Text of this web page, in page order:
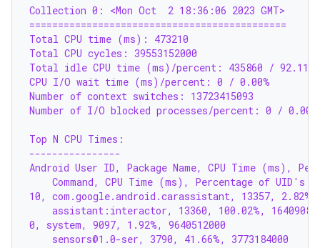
Collection 0: <Mon Oct  2 18:36:06 2023 GMT>
=============================================
Total CPU time (ms): 473210
Total CPU cycles: 39553152000
Total idle CPU time (ms)/percent: 435860 / 92.11%
CPU I/O wait time (ms)/percent: 0 / 0.00%
Number of context switches: 13723415093
Number of I/O blocked processes/percent: 0 / 0.00%
Top N CPU Times:
----------------
Android User ID, Package Name, CPU Time (ms),
Command, CPU Time (ms), Percentage of UID's
10, com.google.android.carassistant, 13357, 2.82%,
assistant:interactor, 13360, 100.02%,
0, system, 9097, 1.92%, 9640512000
    sensors@1.0-ser, 3790, 41.66%, 3773184000